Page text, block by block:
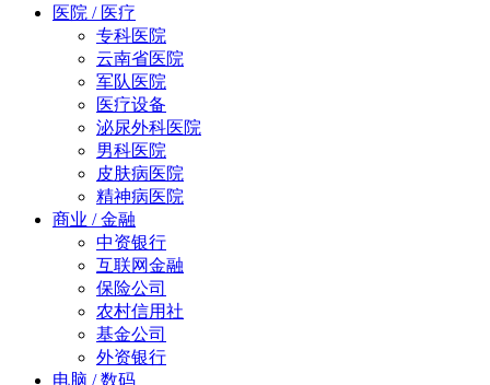
医院 / 医疗
专科医院
云南省医院
军队医院
医疗设备
泌尿外科医院
男科医院
皮肤病医院
精神病医院
商业 / 金融
中资银行
互联网金融
保险公司
农村信用社
基金公司
外资银行
电脑 / 数码